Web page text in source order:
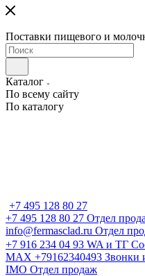
Поставки пищевого и
Каталог
По всему сайту
По каталогу
+7 495 128 80 27
+7 495 128 80 27 Отдел
info@fermasclad.ru Отдел
+7 916 234 04 93 WA и ТГ
MAX +79162340493 Звонки
IMO Отдел продаж